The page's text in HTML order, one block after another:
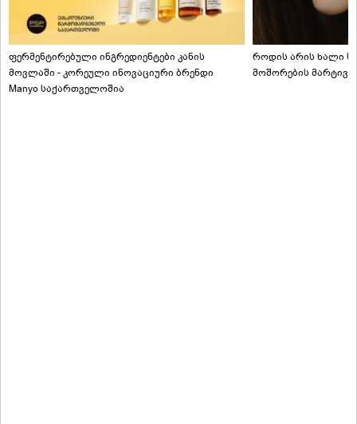
ფერმენტირებული ინგრედიენტები კანის
მოვლაში - კორეული ინოვაციური ბრენდი
Manyo საქართველოშია
როდის არის ხალი
მოშორების